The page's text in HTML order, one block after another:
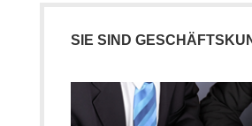
SIE SIND